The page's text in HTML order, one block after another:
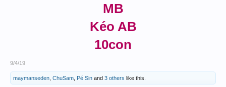
MB
Kéo AB
10con
9/4/19
maymanseden ChuSam Pé Sin and 3 others like this.